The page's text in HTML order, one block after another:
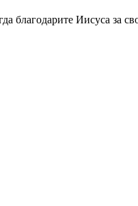
благодарите Иисуса за